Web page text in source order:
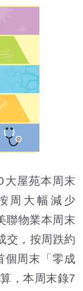
屋苑本周末
周大幅減少
聯物業本周末
交，按周跌約
個周末「零成
，本周末錄7